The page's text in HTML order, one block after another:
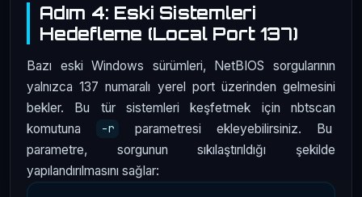
Adım 4: Eski Sistemleri
Hedefleme (Local Port 137)
Bazı eski Windows sürümleri, NetBIOS sorgularının
yalnızca 137 numaralı yerel port üzerinden gelmesini
bekler. Bu tür sistemleri keşfetmek için nbtscan
komutuna
-r
parametresi ekleyebilirsiniz. Bu
parametre, sorgunun sıkılaştırıldığı şekilde
yapılandırılmasını sağlar: